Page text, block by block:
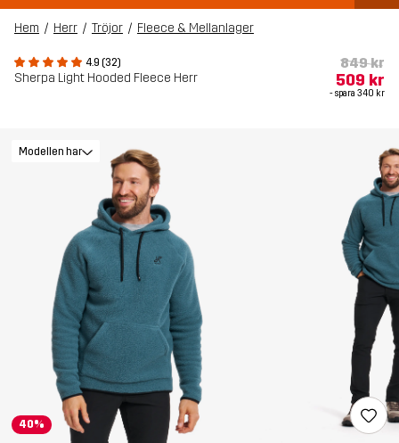
Hem Herr Tröjor Fleece & Mellanlager
4.9 (32)
Sherpa Light Hooded Fleece Herr
849 kr
509 kr
- spara 340 kr
40%
Modellen har